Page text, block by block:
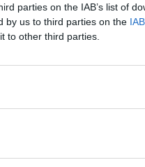
parties on the IAB’s list of
by us to third parties on the
to other third parties.
Crédit photo : Samboat
cœur d’un des plus